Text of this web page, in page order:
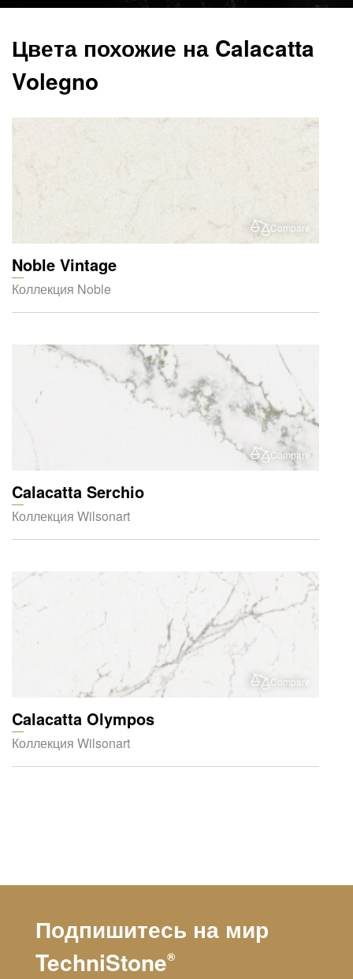
Цвета похожие на Calacatta
Volegno
Compare
Noble Vintage
Коллекция Noble
Compare
Calacatta Serchio
Коллекция Wilsonart
Compare
Calacatta Olympos
Коллекция Wilsonart
Подпишитесь на мир
TechniStone®